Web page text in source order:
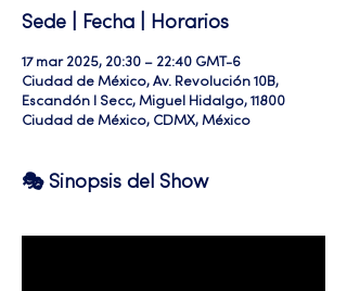
Sede | Fecha | Horarios
17 mar 2025, 20:30 – 22:40 GMT-6
Ciudad de México, Av. Revolución 10B,
Escandón I Secc, Miguel Hidalgo, 11800
Ciudad de México, CDMX, México
🎭 Sinopsis del Show